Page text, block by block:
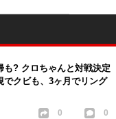
も? クロちゃんと対戦決定
でクビも、3ヶ月でリング
0 0